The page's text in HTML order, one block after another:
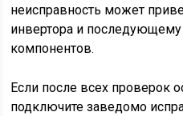
неисправность может
инвертора и последующему
компонентов.
Если после всех проверок
подключите заведомо